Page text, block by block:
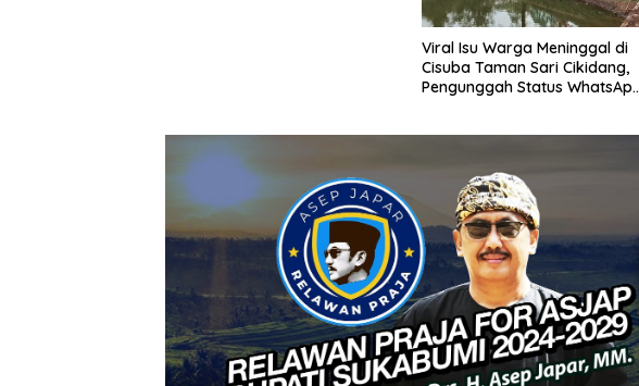
Viral Isu Warga Meninggal di
Cisuba Taman Sari Cikidang,
Pengunggah Status